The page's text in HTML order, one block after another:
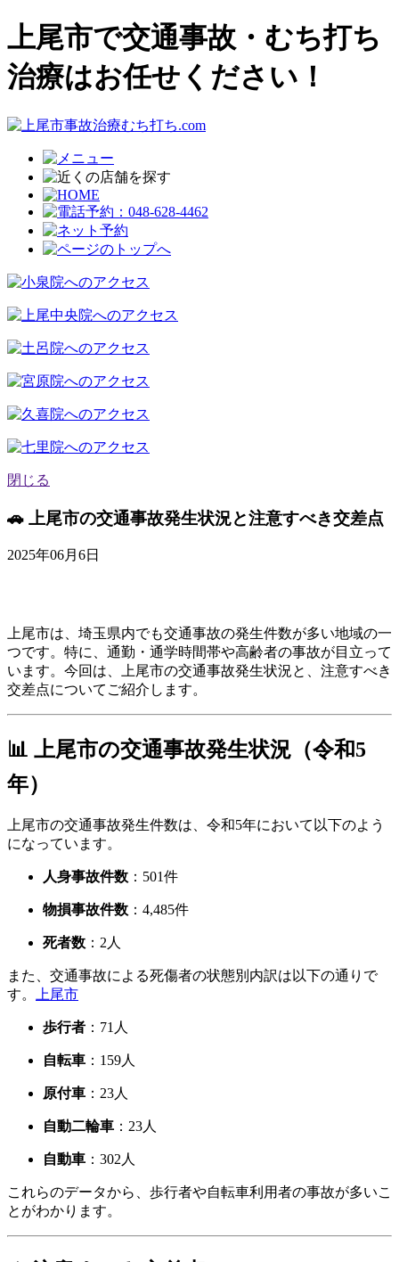
上尾市で交通事故・むち打ち
治療はお任せください！
閉じる
🚗 上尾市の交通事故発生状況と注意すべき交差点
2025年06月6日
上尾市は、埼玉県内でも交通事故の発生件数が多い地域の一
つです。 特に、通勤・通学時間帯や高齢者の事故が目立って
います。 今回は、上尾市の交通事故発生状況と、注意すべき
交差点についてご紹介します。
📊 上尾市の交通事故発生状況（令和5
年）
上尾市の交通事故発生件数は、令和5年において以下のよう
になっています。
人身事故件数 ：501件
物損事故件数 ： 4,485件
死者数 ：2人
また、交通事故による死傷者の状態別内訳は以下の通りで
す。
上尾市
歩行者 ：71人
自転車 ：159人
原付車 ：23人
自動二輪車 ：23人
自動車 ：302人
これらのデータから、歩行者や自転車利用者の事故が多いこ
とがわかります。